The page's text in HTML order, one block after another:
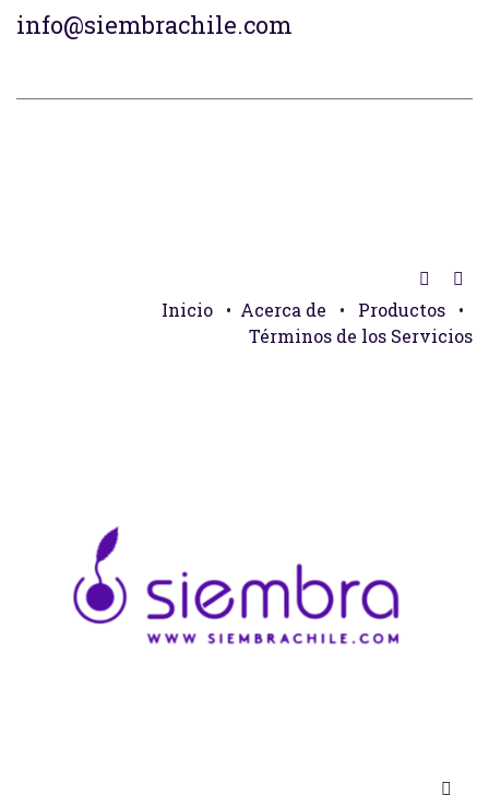
info@siembrachile.com
Inicio • Acerca de • Productos
•
Términos de los Servicios